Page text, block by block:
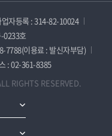
자등록 : 314-82-10024
0233호
7788(이용료 : 발신자부담)
: 02-361-8385
RIGHTS RESERVED.